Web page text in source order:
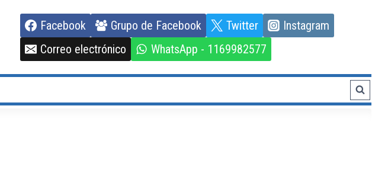
Facebook Grupo de Facebook Twitter
Instagram
Correo electrónico
WhatsApp - 1169982577